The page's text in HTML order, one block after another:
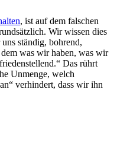
, ist auf dem falschen
Wir wissen dies
uns ständig, bohrend,
was wir haben, was wir
Das rührt
Unmenge, welch
verhindert, dass wir ihn